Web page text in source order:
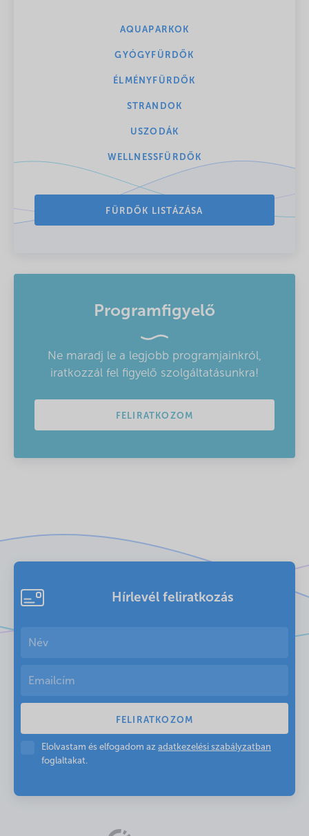
AQUAPARKOK
GYÓGYFÜRDŐK
ÉLMÉNYFÜRDŐK
STRANDOK
USZODÁK
WELLNESSFÜRDŐK
FÜRDŐK LISTÁZÁSA
Programfigyelő
Ne maradj le a legjobb programjainkról,
iratkozzál fel figyelő szolgáltatásunkra!
FELIRATKOZOM
Hírlevél feliratkozás
Elolvastam és elfogadom az adatkezelési szabályzatban
foglaltakat.